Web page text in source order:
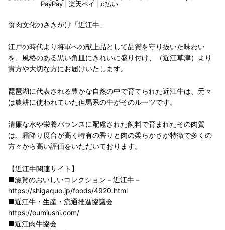
PayPay
楽天ペイ d払い
食肉文化のさきがけ「近江牛」
江戸の時代より将軍への献上品として品質を守り抜いた味わい
を、風格のある黒い角皿にきれいに盛り付け、（近江草津）より
貴方や大切な方にお届けいたします。
琵琶湖に代表される豊かな自然の中で育てられた近江牛は、元々
は農耕に使われていた但馬系の牛がそのルーツです。
清廉な水や栄養バランスに配慮された飼料で育まれたその肉質
は、霜降り度合が高く特有の香りと肉の柔らかさが特徴で多くの
方々から高い評価をいただいております。
【近江牛関連サイト】
■滋賀のおいしいコレクション－近江牛－
https://shigaquo.jp/foods/4920.html
■近江牛・生産・流通推進協議会
https://oumiushi.com/
■近江肉牛協会